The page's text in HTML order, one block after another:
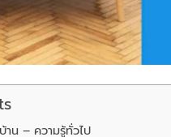
าน – ความรู้ทั่วไป